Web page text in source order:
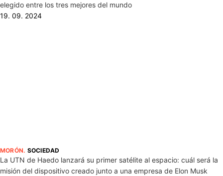
elegido entre los tres mejores del mundo
19. 09. 2024
MORÓN. SOCIEDAD
La UTN de Haedo lanzará su primer satélite al espacio: cuál será la
misión del dispositivo creado junto a una empresa de Elon Musk